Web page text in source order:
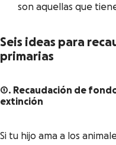
son aquellas que
Seis ideas para
primarias
1. Recaudación de
extinción
Si tu hijo ama a los